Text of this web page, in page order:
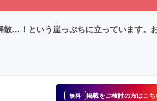
…！という崖っぷちに立っています。
無料 掲載をご検討の方はこち